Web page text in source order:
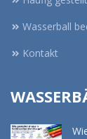
Wasserball
Kontakt